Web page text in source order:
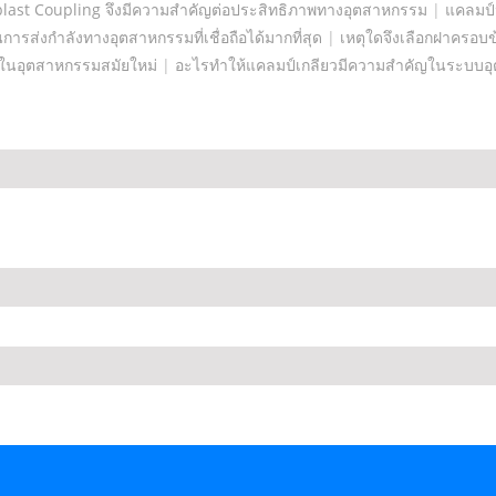
Coupling จึงมีความสำคัญต่อประสิทธิภาพทางอุตสาหกรรม | แคลม
รส่งกำลังทางอุตสาหกรรมที่เชื่อถือได้มากที่สุด | เหตุใดจึงเลือกฝาครอ
นอุตสาหกรรมสมัยใหม่ | อะไรทำให้แคลมป์เกลียวมีความสำคัญในระบบ